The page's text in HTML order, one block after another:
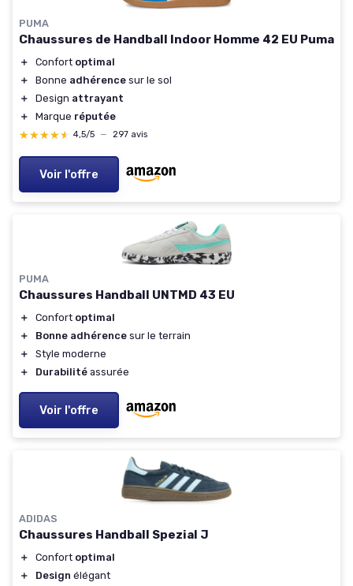
PUMA
Chaussures de Handball Indoor Homme 42 EU Puma
＋ Confort optimal
＋
Bonne adhérence sur le sol
＋
Design attrayant
＋
Marque réputée
★★★★★
★★★★★ 4,5/5 — 297 avis
Voir l'offre
PUMA
Chaussures Handball UNTMD 43 EU
＋ Confort optimal
＋
Bonne adhérence sur le terrain
＋
Style moderne
＋
Durabilité assurée
Voir l'offre
ADIDAS
Chaussures Handball Spezial J
＋ Confort optimal
＋
Design élégant